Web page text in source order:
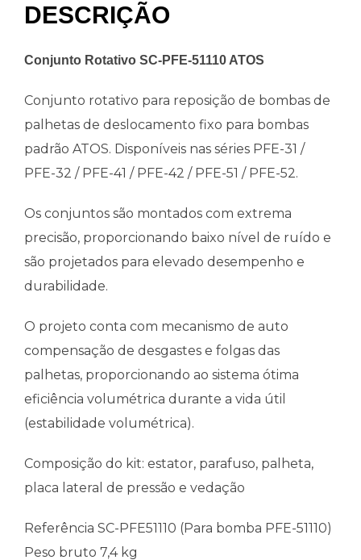
DESCRIÇÃO
Conjunto Rotativo SC-PFE-51110 ATOS
Conjunto rotativo para reposição de bombas de
palhetas de deslocamento fixo para bombas
padrão ATOS. Disponíveis nas séries PFE-31 /
PFE-32 / PFE-41 / PFE-42 / PFE-51 / PFE-52.
Os conjuntos são montados com extrema
precisão, proporcionando baixo nível de ruído e
são projetados para elevado desempenho e
durabilidade.
O projeto conta com mecanismo de auto
compensação de desgastes e folgas das
palhetas, proporcionando ao sistema ótima
eficiência volumétrica durante a vida útil
(estabilidade volumétrica).
Composição do kit: estator, parafuso, palheta,
placa lateral de pressão e vedação
Referência SC-PFE51110 (Para bomba PFE-51110)
Peso bruto 7,4 kg